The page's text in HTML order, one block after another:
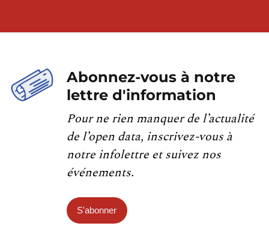
Abonnez-vous à notre
lettre d'information
Pour ne rien manquer de l’actualité
de l’open data, inscrivez-vous à
notre infolettre et suivez nos
événements.
S'abonner